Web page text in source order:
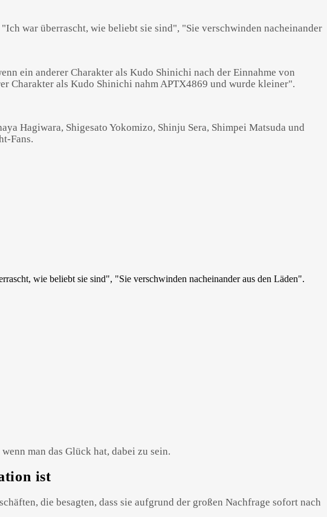
ein anderer Charakter als Kudo Shinichi nach der Einnahme von
Charakter als Kudo Shinichi nahm APTX4869 und wurde kleiner".
Hagiwara, Shigesato Yokomizo, Shinju Sera, Shimpei Matsuda und
Fans.
man das Glück hat, dabei zu sein.
ist
die besagten, dass sie aufgrund der großen Nachfrage sofort nach